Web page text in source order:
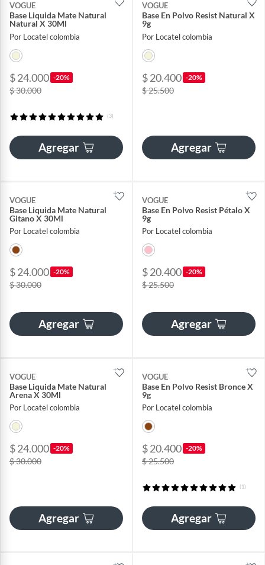
VOGUE
Base Liquida Mate Natural
Natural X 30Ml
Por Locatel colombia
$ 24.000 -20%
$ 30.000
(3)
Agregar
VOGUE
Base En Polvo Resist Natural X
9g
Por Locatel colombia
$ 20.400 -20%
$ 25.500
Agregar
VOGUE
Base Liquida Mate Natural
Gitano X 30Ml
Por Locatel colombia
$ 24.000 -20%
$ 30.000
Agregar
VOGUE
Base En Polvo Resist Pétalo X
9g
Por Locatel colombia
$ 20.400 -20%
$ 25.500
Agregar
VOGUE
Base Liquida Mate Natural
Arena X 30Ml
Por Locatel colombia
$ 24.000 -20%
$ 30.000
Agregar
VOGUE
Base En Polvo Resist Bronce X
9g
Por Locatel colombia
$ 20.400 -20%
$ 25.500
(1)
Agregar